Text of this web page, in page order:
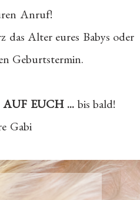
Anruf!
das Alter eures Babys oder
Geburtstermin.
EUCH ... bis bald!
Gabi